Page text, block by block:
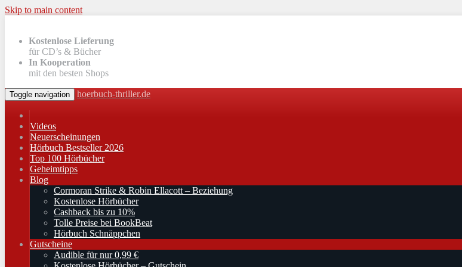
Skip to main content
Kostenlose Lieferung
für CD’s & Bücher
In Kooperation
mit den besten Shops
Toggle navigation hoerbuch-thriller.de
Videos
Neuerscheinungen
Hörbuch Bestseller 2026
Top 100 Hörbücher
Geheimtipps
Blog
Cormoran Strike & Robin Ellacott – Beziehung
Kostenlose Hörbücher
Cashback bis zu 10%
Tolle Preise bei BookBeat
Hörbuch Schnäppchen
Gutscheine
Audible für nur 0,99 €